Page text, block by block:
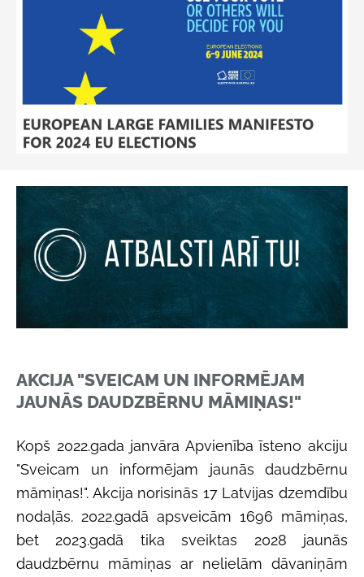
AKCIJA "SVEICAM UN INFORMĒJAM
JAUNĀS DAUDZBĒRNU MĀMIŅAS!"
Kopš 2022.gada janvāra Apvienība īsteno akciju
"Sveicam un informējam jaunās daudzbērnu
māmiņas!". Akcija norisinās 17 Latvijas dzemdību
nodaļās. 2022.gadā apsveicām 1696 māmiņas,
bet 2023.gadā tika sveiktas 2028 jaunās
daudzbērnu māmiņas ar nelielām dāvaniņām